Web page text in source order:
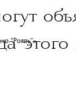
этого